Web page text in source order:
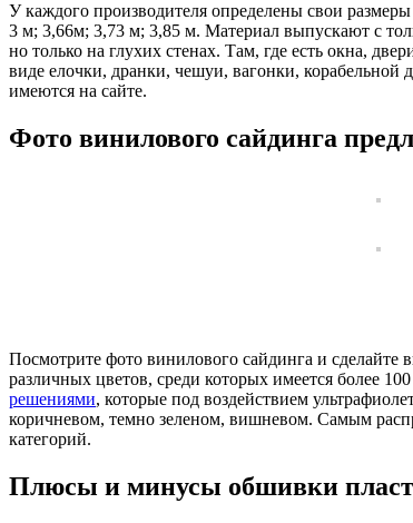
У каждого производителя определены свои
3 м; 3,66м; 3,73 м; 3,85 м. Материал выпускают с
но только на глухих стенах. Там, где есть окна,
виде елочки, дранки, чешуи, вагонки, корабельной
имеются на сайте.
Фото винилового сайдинга
Посмотрите фото винилового сайдинга и сделайте
различных цветов, среди которых имеется более
решениями, которые под воздействием
коричневом, темно зеленом, вишневом. Самым
категорий.
Плюсы и минусы обшивки